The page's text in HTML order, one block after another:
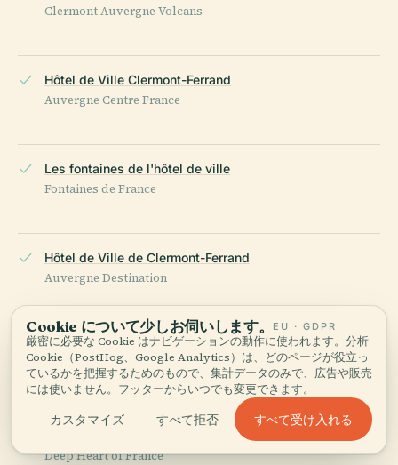
Clermont Auvergne Volcans
Hôtel de Ville Clermont-Ferrand
Auvergne Centre France
Les fontaines de l'hôtel de ville
Fontaines de France
Hôtel de Ville de Clermont-Ferrand
Auvergne Destination
Monument historique Hôtel Ledru
Monumentum
Historic Newspapers Clermont-Ferrand
Deep Heart of France
Cookie について少しお伺いします。 EU · GDPR
厳密に必要な Cookie はナビゲーションの動作に使われます。分析
Cookie（PostHog、Google Analytics）は、どのページが役立っ
ているかを把握するためのもので、集計データのみで、広告や販売
には使いません。フッターからいつでも変更できます。
カスタマイズ すべて拒否 すべて受け入れる